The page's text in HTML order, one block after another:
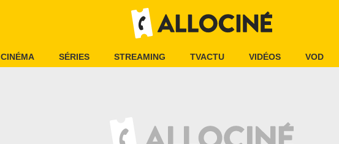
CINÉMA SÉRIES STREAMING TVACTU VIDÉOS VOD